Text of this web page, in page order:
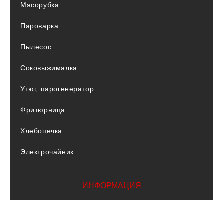
Мясорубка
Пароварка
Пылесос
Соковыжималка
Утюг, парогенератор
Фритюрница
Хлебопечка
Электрочайник
ИНФОРМАЦИЯ